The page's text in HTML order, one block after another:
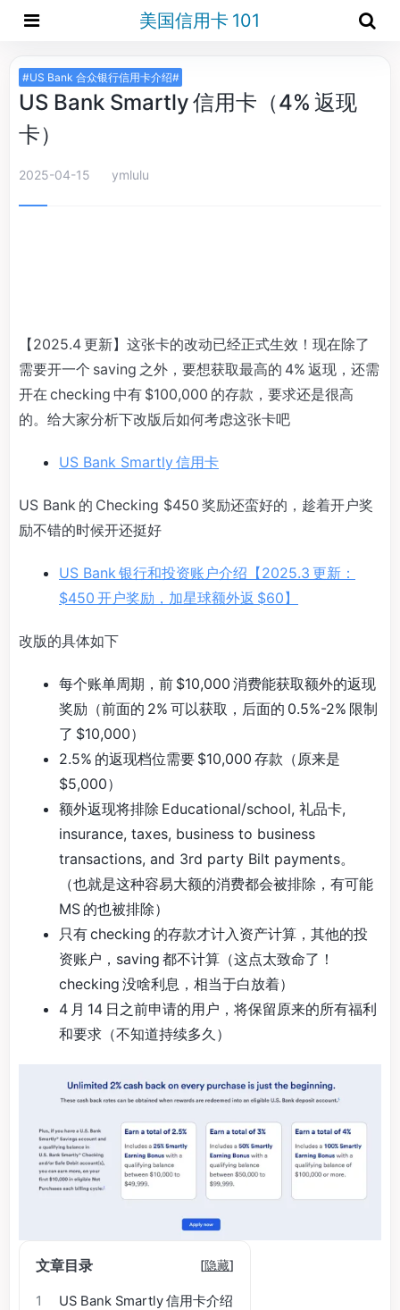
美国信用卡 101
#US Bank 合众银行信用卡介绍#
US Bank Smartly 信用卡（4% 返现
卡）
2025-04-15 ymlulu
【2025.4 更新】这张卡的改动已经正式生效！现在除了
需要开一个 saving 之外，要想获取最高的 4% 返现，还需
开在 checking 中有 $100,000 的存款，要求还是很高
的。给大家分析下改版后如何考虑这张卡吧
US Bank Smartly 信用卡
US Bank 的 Checking $450 奖励还蛮好的，趁着开户奖
励不错的时候开还挺好
US Bank 银行和投资账户介绍【2025.3 更新：
$450 开户奖励，加星球额外返 $60】
改版的具体如下
每个账单周期，前 $10,000 消费能获取额外的返现
奖励（前面的 2% 可以获取，后面的 0.5%-2% 限制
了 $10,000）
2.5% 的返现档位需要 $10,000 存款（原来是
$5,000）
额外返现将排除 Educational/school, 礼品卡,
insurance, taxes, business to business
transactions, and 3rd party Bilt payments。
（也就是这种容易大额的消费都会被排除，有可能
MS 的也被排除）
只有 checking 的存款才计入资产计算，其他的投
资账户，saving 都不计算（这点太致命了！
checking 没啥利息，相当于白放着）
4 月 14 日之前申请的用户，将保留原来的所有福利
和要求（不知道持续多久）
文章目录 [隐藏]
1
US Bank Smartly 信用卡介绍